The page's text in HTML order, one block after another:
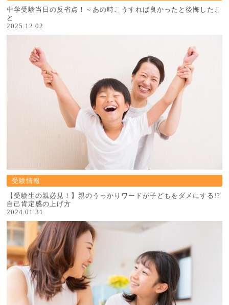
中学受験当日の反省点！～あの時こうすれば良かったと後悔したこ
と
2025.12.02
受験情報
【受験生の親必見！】親のうっかりワードが子どもをダメにする!?
自己肯定感の上げ方
2024.01.31